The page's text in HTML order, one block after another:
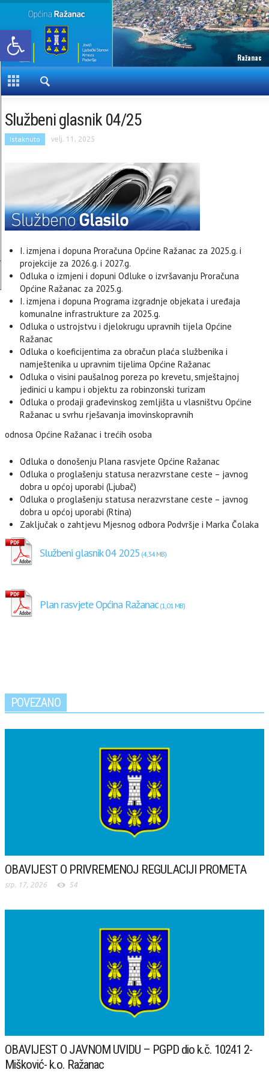
Open toolbar
Ražanac
Službeni glasnik 04/25
Istaknuto velj. 11, 2025
I. izmjena i dopuna Proračuna Općine Ražanac za 2025.g. i
projekcije za 2026.g. i 2027.g.
Odluka o izmjeni i dopuni Odluke o izvršavanju Proračuna
Općine Ražanac za 2025.g.
I. izmjena i dopuna Programa izgradnje objekata i uređaja
komunalne infrastrukture za 2025.g.
Odluka o ustrojstvu i djelokrugu upravnih tijela Općine
Ražanac
Odluka o koeficijentima za obračun plaća službenika i
namještenika u upravnim tijelima Općine Ražanac
Odluka o visini paušalnog poreza po krevetu, smještajnoj
jedinici u kampu i objektu za robinzonski turizam
Odluka o prodaji građevinskog zemljišta u vlasništvu Općine
Ražanac u svrhu rješavanja imovinskopravnih
odnosa Općine Ražanac i trećih osoba
Odluka o donošenju Plana rasvjete Općine Ražanac
Odluka o proglašenju statusa nerazvrstane ceste – javnog
dobra u općoj uporabi (Ljubač)
Odluka o proglašenju statusa nerazvrstane ceste – javnog
dobra u općoj uporabi (Rtina)
Zaključak o zahtjevu Mjesnog odbora Podvršje i Marka Čolaka
Službeni glasnik 04 2025
Plan rasvjete Općina Ražanac
POVEZANO
OBAVIJEST O PRIVREMENOJ REGULACIJI PROMETA
srp. 17, 2026 54
OBAVIJEST O JAVNOM UVIDU – PGPD dio k.č. 10241 2-
Mišković- k.o. Ražanac